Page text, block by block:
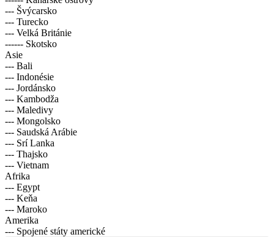
--- Švýcarsko
--- Turecko
--- Velká Británie
------ Skotsko
Asie
--- Bali
--- Indonésie
--- Jordánsko
--- Kambodža
--- Maledivy
--- Mongolsko
--- Saudská Arábie
--- Srí Lanka
--- Thajsko
--- Vietnam
Afrika
--- Egypt
--- Keňa
--- Maroko
Amerika
--- Spojené státy americké